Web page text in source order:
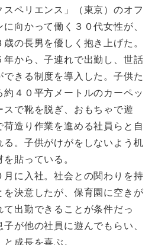
スペリエンス」（東京）のオフ
向かって働く３０代女性が、
の長男を優しく抱き上げた。
から、子連れで出勤し、世話
できる制度を導入した。子供た
約４０平方メートルのカーペッ
スで靴を脱ぎ、おもちゃで遊
造り作業を進める社員らと自
る。子供がけがをしないよう机
貼っている。
に入社。社会との関わりを持
を決意したが、保育園に空きが
て出勤できることが条件だっ
が他の社員に遊んでもらい、
成長を喜ぶ。